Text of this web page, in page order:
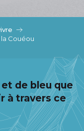
Couéou
de bleu que
à travers ce